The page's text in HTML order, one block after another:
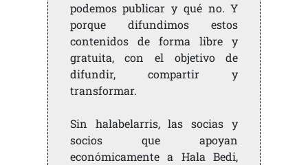
podemos publicar y qué no. Y
porque difundimos estos
contenidos de forma libre y
gratuita, con el objetivo de
difundir, compartir y
transformar.
Sin halabelarris, las socias y
socios que apoyan
económicamente a Hala Bedi,